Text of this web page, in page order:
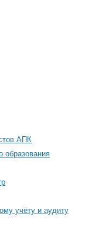
АПК
образования
учёту и аудиту